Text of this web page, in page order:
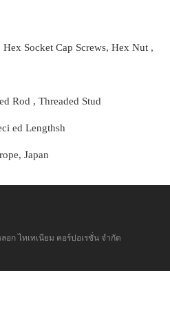
Socket Cap Screws, Hex Nut ,
, Threaded Stud
Lengthsh
Japan
ก ไทเทเนียม คอร์ปอเรชั่น จำกัด